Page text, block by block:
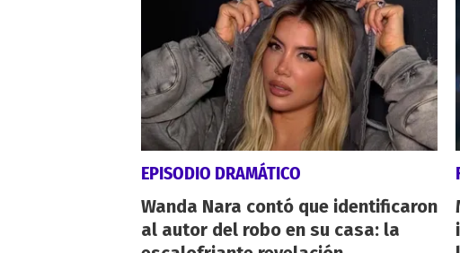
EPISODIO DRAMÁTICO
Wanda Nara contó que identificaron
al autor del robo en su casa: la